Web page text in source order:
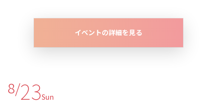
イベントの詳細を見る
8/23Sun